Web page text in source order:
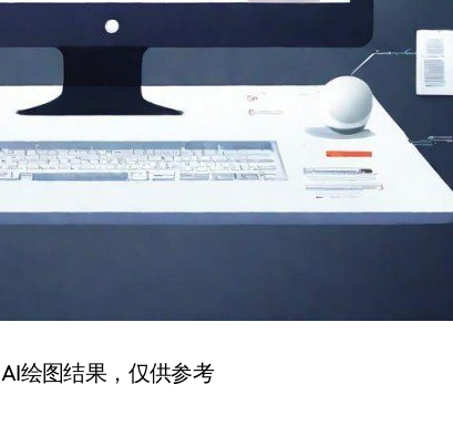
AI绘图结果，仅供参考